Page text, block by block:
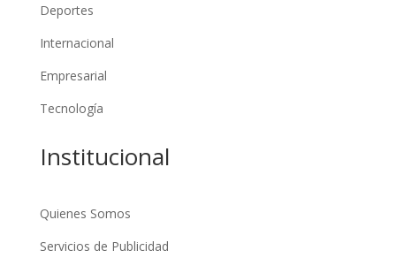
Deportes
Internacional
Empresarial
Tecnología
Institucional
Quienes Somos
Servicios de Publicidad